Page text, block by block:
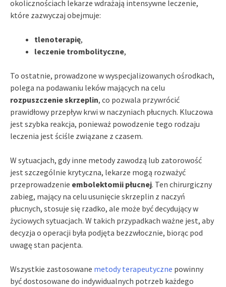
okolicznościach lekarze wdrażają intensywne leczenie,
które zazwyczaj obejmuje:
tlenoterapię,
leczenie trombolityczne,
To ostatnie, prowadzone w wyspecjalizowanych ośrodkach,
polega na podawaniu leków mających na celu
rozpuszczenie skrzeplin, co pozwala przywrócić
prawidłowy przepływ krwi w naczyniach płucnych. Kluczowa
jest szybka reakcja, ponieważ powodzenie tego rodzaju
leczenia jest ściśle związane z czasem.
W sytuacjach, gdy inne metody zawodzą lub zatorowość
jest szczególnie krytyczna, lekarze mogą rozważyć
przeprowadzenie embolektomii płucnej. Ten chirurgiczny
zabieg, mający na celu usunięcie skrzeplin z naczyń
płucnych, stosuje się rzadko, ale może być decydujący w
życiowych sytuacjach. W takich przypadkach ważne jest, aby
decyzja o operacji była podjęta bezzwłocznie, biorąc pod
uwagę stan pacjenta.
Wszystkie zastosowane metody terapeutyczne powinny
być dostosowane do indywidualnych potrzeb każdego